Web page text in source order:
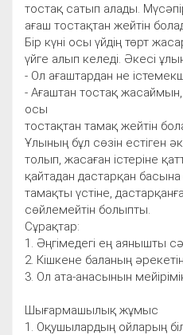
тостақ сатып алады.
ағаш тостақтан жейтін
Бір күні осы үйдің төрт
үйге алып келеді. Әкесі
- Ол ағаштардан не
- Ағаштан тостақ жасаймын,
осы
тостақтан тамақ жейтін
Ұлының бұл сөзін естіген
толып, жасаған істеріне
қайтадан дастарқан
тамақты үстіне,
сөйлемейтін болыпты.
Сұрақтар:
1. Әңгімедегі ең аянышты
2. Кішкене баланың
3. Ол ата-анасынын
Шығармашылық жұмыс
1. Оқушылардың ойларың